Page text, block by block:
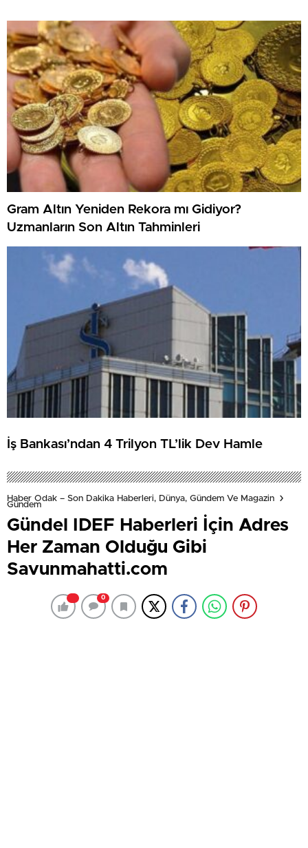
Gram Altın Yeniden Rekora mı Gidiyor?
Uzmanların Son Altın Tahminleri
İş Bankası’ndan 4 Trilyon TL’lik Dev Hamle
Haber Odak – Son Dakika Haberleri, Dünya, Gündem Ve Magazin
Gündem
Gündel IDEF Haberleri İçin Adres
Her Zaman Olduğu Gibi
Savunmahatti.com
0